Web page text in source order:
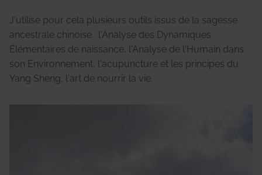
J'utilise pour cela plusieurs outils issus de la sagesse
ancestrale chinoise : l'Analyse des Dynamiques
Élémentaires de naissance, l'Analyse de l'Humain dans
son Environnement, l'acupuncture et les principes du
Yang Sheng, l'art de nourrir la vie.